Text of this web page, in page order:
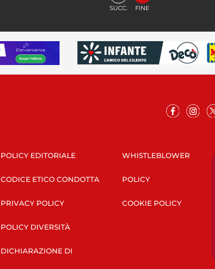
SUCC. FINE
POLICY EDITORIALE
CODICE ETICO CONDOTTA
PRIVACY POLICY
POLICY DIVERSITÀ
DICHIARAZIONE DI
WHISTLEBLOWER
POLICY
COOKIE POLICY